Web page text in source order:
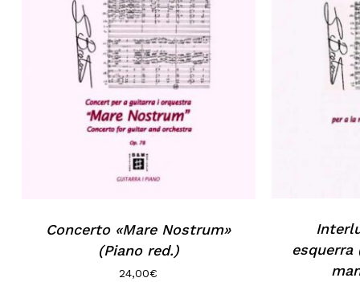
No hay productos en el carrito.
Go to shop
Concerto «Mare Nostrum»
(Piano red.)
24,00€
esquerra